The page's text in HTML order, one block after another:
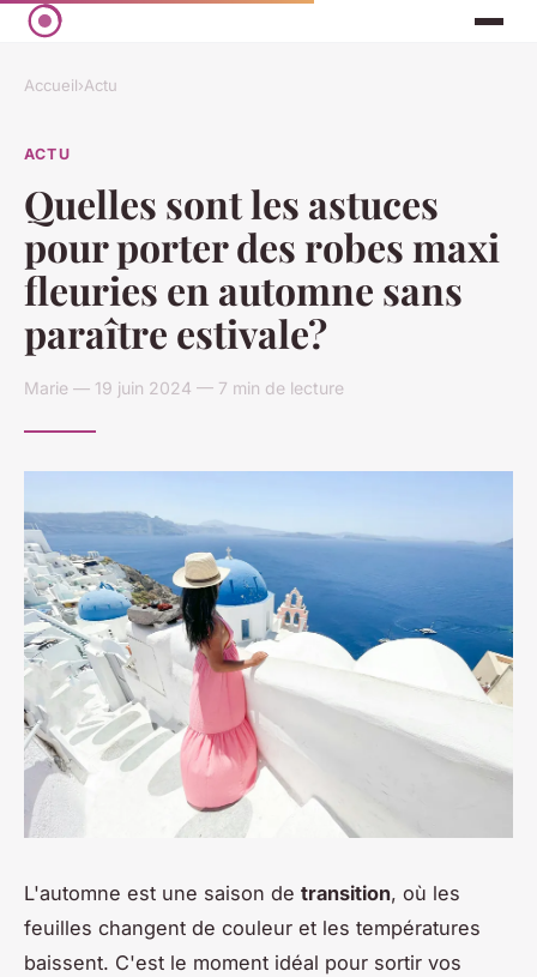
Accueil›Actu
ACTU
Quelles sont les astuces
pour porter des robes maxi
fleuries en automne sans
paraître estivale?
Marie — 19 juin 2024 — 7 min de lecture
L'automne est une saison de transition, où les
feuilles changent de couleur et les températures
baissent. C'est le moment idéal pour sortir vos